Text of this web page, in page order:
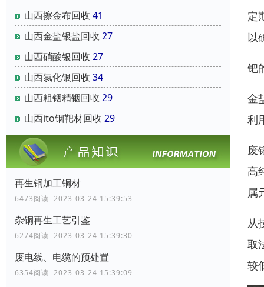
山西擦金布回收 41
山西金盐银盐回收 27
山西硝酸银回收 27
山西氯化银回收 34
山西粗铟精铟回收 29
山西ito铟靶材回收 29
再生铜加工铜材
6473阅读 2023-03-24 15:39:53
杂铜再生工艺引鉴
6274阅读 2023-03-24 15:39:30
废电线、电缆的预处置
6354阅读 2023-03-24 15:39:09
定
以
钯
金
利
废
高
属
从
取
较